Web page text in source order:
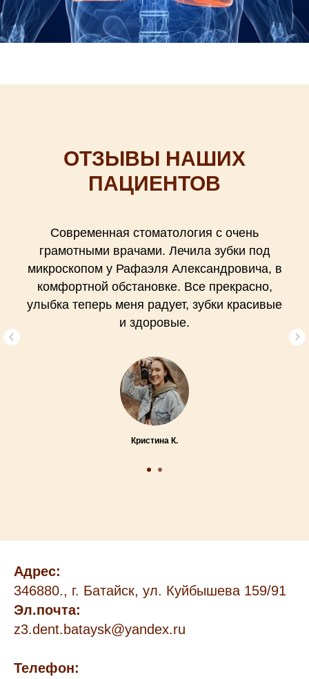
ОТЗЫВЫ НАШИХ
ПАЦИЕНТОВ
Современная стоматология с очень
грамотными врачами. Лечила зубки под
микроскопом у Рафаэля Александровича, в
комфортной обстановке. Все прекрасно,
улыбка теперь меня радует, зубки красивые
и здоровые.
Кристина К.
Адрес:
346880., г. Батайск, ул. Куйбышева 159/91
Эл.почта:
z3.dent.bataysk@yandex.ru
Телефон: